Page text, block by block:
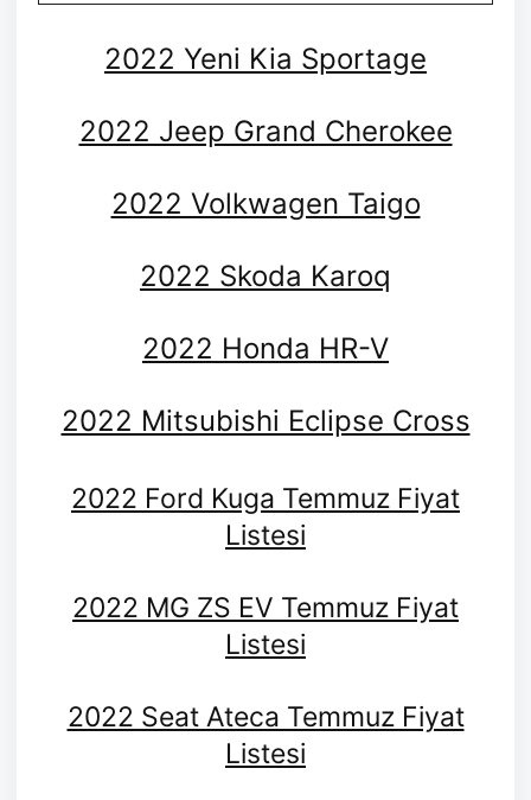
2022 Yeni Kia Sportage
2022 Jeep Grand Cherokee
2022 Volkwagen Taigo
2022 Skoda Karoq
2022 Honda HR-V
2022 Mitsubishi Eclipse Cross
2022 Ford Kuga Temmuz Fiyat
Listesi
2022 MG ZS EV Temmuz Fiyat
Listesi
2022 Seat Ateca Temmuz Fiyat
Listesi